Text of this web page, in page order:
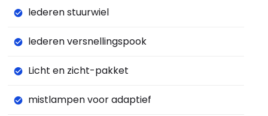
lederen stuurwiel
lederen versnellingspook
Licht en zicht-pakket
mistlampen voor adaptief